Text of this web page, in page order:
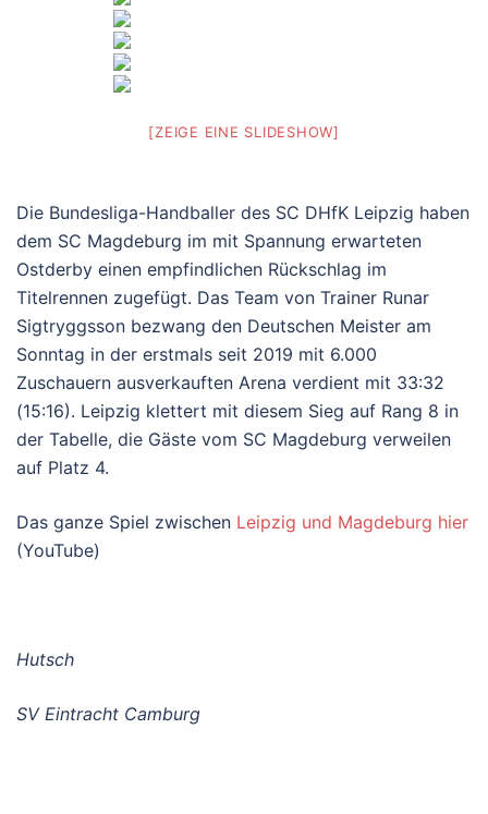
[ZEIGE EINE SLIDESHOW]
Die Bundesliga-Handballer des SC DHfK Leipzig haben
dem SC Magdeburg im mit Spannung erwarteten
Ostderby einen empfindlichen Rückschlag im
Titelrennen zugefügt. Das Team von Trainer Runar
Sigtryggsson bezwang den Deutschen Meister am
Sonntag in der erstmals seit 2019 mit 6.000
Zuschauern ausverkauften Arena verdient mit 33:32
(15:16). Leipzig klettert mit diesem Sieg auf Rang 8 in
der Tabelle, die Gäste vom SC Magdeburg verweilen
auf Platz 4.
Das ganze Spiel zwischen Leipzig und Magdeburg hier
(YouTube)
Hutsch
SV Eintracht Camburg